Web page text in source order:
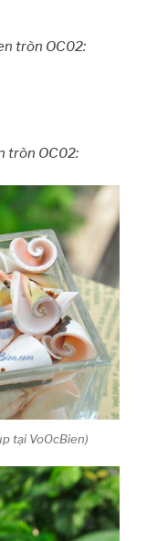
tròn OC02:
tròn OC02:
tại VoOcBien)